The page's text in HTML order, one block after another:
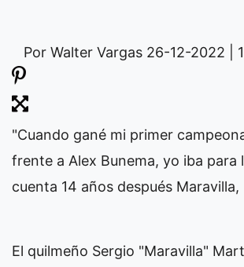
Por Walter Vargas 26-12-2022 |
"Cuando gané mi primer
frente a Alex Bunema, yo iba para
cuenta 14 años después Maravilla,
El quilmeño Sergio "Maravilla"